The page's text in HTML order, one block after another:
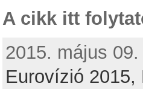
A cikk itt
2015. május
Eurovízió 2015,